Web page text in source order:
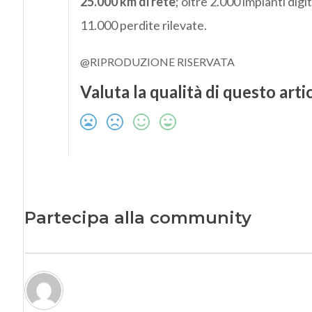
11.000 perdite rilevate.
@RIPRODUZIONE RISERVATA
Valuta la qualità di questo
Partecipa alla community